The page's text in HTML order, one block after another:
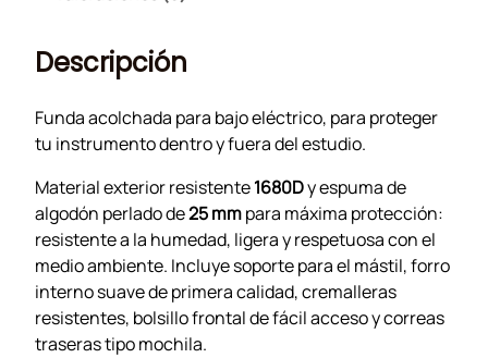
Descripción
Funda acolchada para bajo eléctrico, para proteger
tu instrumento dentro y fuera del estudio.
Material exterior resistente1680Dy espuma de
algodón perlado de25 mmpara máxima protección:
resistente a la humedad, ligera y respetuosa con el
medio ambiente. Incluye soporte para el mástil, forro
interno suave de primera calidad, cremalleras
resistentes, bolsillo frontal de fácil acceso y correas
traseras tipo mochila.